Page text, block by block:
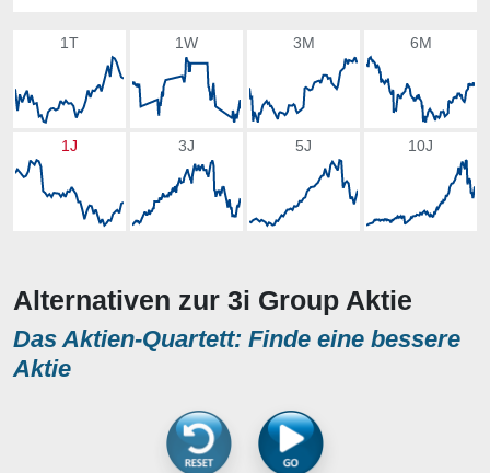
1T 1W 3M 6M
1J 3J 5J 10J
Alternativen zur 3i Group Aktie
Das Aktien-Quartett: Finde eine bessere
Aktie